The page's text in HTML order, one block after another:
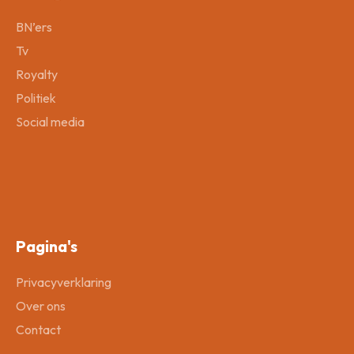
BN’ers
Tv
Royalty
Politiek
Social media
Pagina's
Privacyverklaring
Over ons
Contact